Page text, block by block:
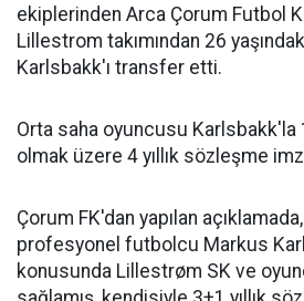
ekiplerinden Arca Çorum Futbol
Lillestrom takımından 26
Karlsbakk'ı transfer etti.
Orta saha oyuncusu Karlsbakk'la
olmak üzere 4 yıllık sözleşme
Çorum FK'dan yapılan
profesyonel futbolcu Markus
konusunda Lillestrøm SK ve